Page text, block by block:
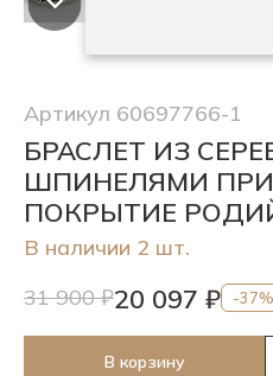
Артикул 60697766-1
БРАСЛЕТ ИЗ
ШПИНЕЛЯМИ
ПОКРЫТИЕ
В наличии 2 шт.
31 900 ₽20 097 ₽ -37%
В корзину